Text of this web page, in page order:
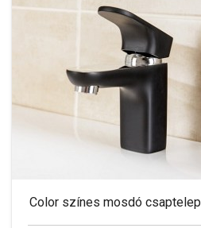
Color színes mosdó csaptelep